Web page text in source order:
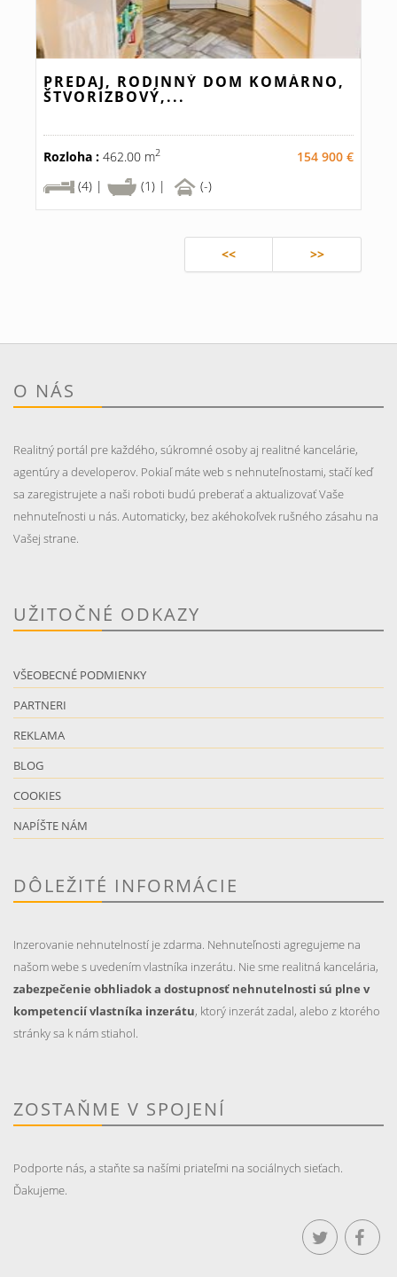
PREDAJ, RODINNÝ DOM KOMÁRNO,
ŠTVORIZBOVÝ,...
Rozloha : 462.00 m2
154 900 €
(4) |
(1) | (-)
<< >>
O NÁS
Realitný portál pre každého, súkromné osoby aj realitné kancelárie,
agentúry a developerov. Pokiaľ máte web s nehnuteľnostami, stačí keď
sa zaregistrujete a naši roboti budú preberať a aktualizovať Vaše
nehnuteľnosti u nás. Automaticky, bez akéhokoľvek rušného zásahu na
Vašej strane.
UŽITOČNÉ ODKAZY
VŠEOBECNÉ PODMIENKY
PARTNERI
REKLAMA
BLOG
COOKIES
NAPÍŠTE NÁM
DÔLEŽITÉ INFORMÁCIE
Inzerovanie nehnutelností je zdarma. Nehnuteľnosti agregujeme na
našom webe s uvedením vlastníka inzerátu. Nie sme realitná kancelária,
zabezpečenie obhliadok a dostupnosť nehnutelnosti sú plne v
kompetencií vlastníka inzerátu, ktorý inzerát zadal, alebo z ktorého
stránky sa k nám stiahol.
ZOSTAŇME V SPOJENÍ
Podporte nás, a staňte sa našími priateľmi na sociálnych sieťach.
Ďakujeme.